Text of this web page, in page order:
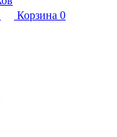
Корзина 0